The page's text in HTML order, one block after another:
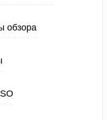
обзора